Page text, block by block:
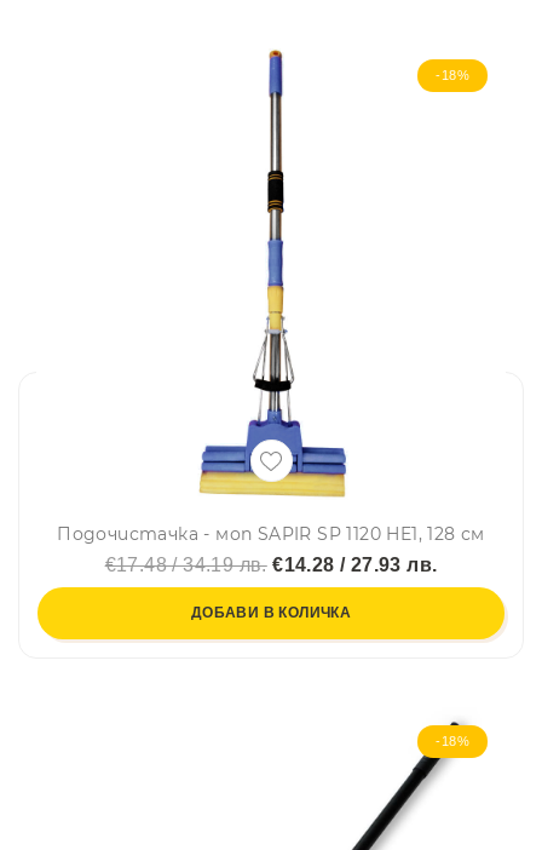
-18%
Подочистачка - моп SAPIR SP 1120 HE1, 128 см
€17.48 / 34.19 лв.€14.28 / 27.93 лв.
ДОБАВИ В КОЛИЧКА
-18%